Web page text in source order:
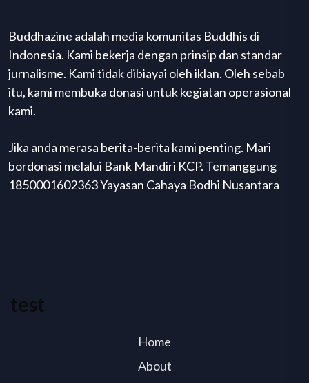
Buddhazine adalah media komunitas Buddhis di
Indonesia. Kami bekerja dengan prinsip dan standar
jurnalisme. Kami tidak dibiayai oleh iklan. Oleh sebab
itu, kami membuka donasi untuk kegiatan operasional
kami.
Jika anda merasa berita-berita kami penting. Mari
bordonasi melalui Bank Mandiri KCP. Temanggung
1850001602363 Yayasan Cahaya Bodhi Nusantara
test
Home
About